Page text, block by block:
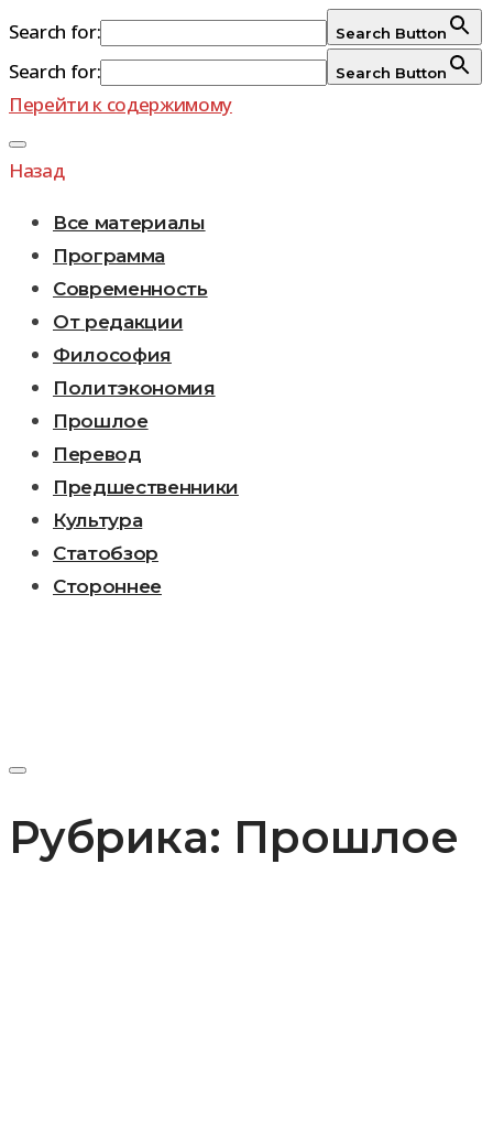
Search for: Search Button
Search for: Search Button
Перейти к содержимому
Назад
Все материалы
Программа
Современность
От редакции
Философия
Политэкономия
Прошлое
Перевод
Предшественники
Культура
Статобзор
Стороннее
Рубрика: Прошлое